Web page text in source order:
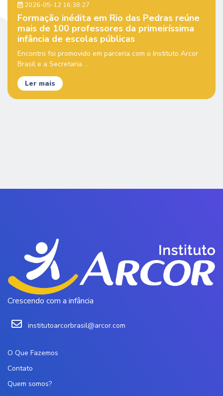
2026-05-12 16:38:27
Formação inédita em Rio das Pedras reúne
mais de 100 professores da primeiríssima
infância de escolas públicas
Encontro foi promovido em parceria com o Instituto Arcor
Brasil e a Secretaria ...
Ler mais
Crescendo com a infância
institutoarcorbrasil@arcor.com
O Que Fazemos
Contato
Quem somos?